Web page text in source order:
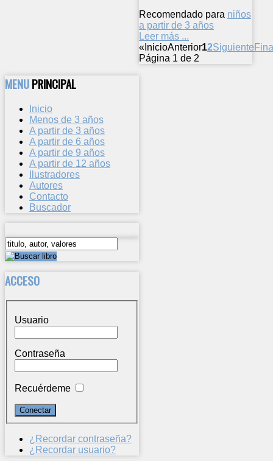
Recomendado para niños
a partir de 3 años
Leer más ...
« InicioAnterior12Siguiente
Página 1 de 2
MENUPRINCIPAL
Inicio
Menos de 3 años
A partir de 3 años
A partir de 6 años
A partir de 9 años
A partir de 12 años
Ilustradores
Autores
Contacto
Buscador
ACCESO
Usuario
Contraseña
Recuérdeme
¿Recordar contraseña?
¿Recordar usuario?